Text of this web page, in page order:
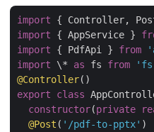
import { Controller,
import { AppService }
import { PdfApi } from
import \* as fs from
@Controller
export
class
constructor(private
@Post ( '/pdf-to-pptx' )